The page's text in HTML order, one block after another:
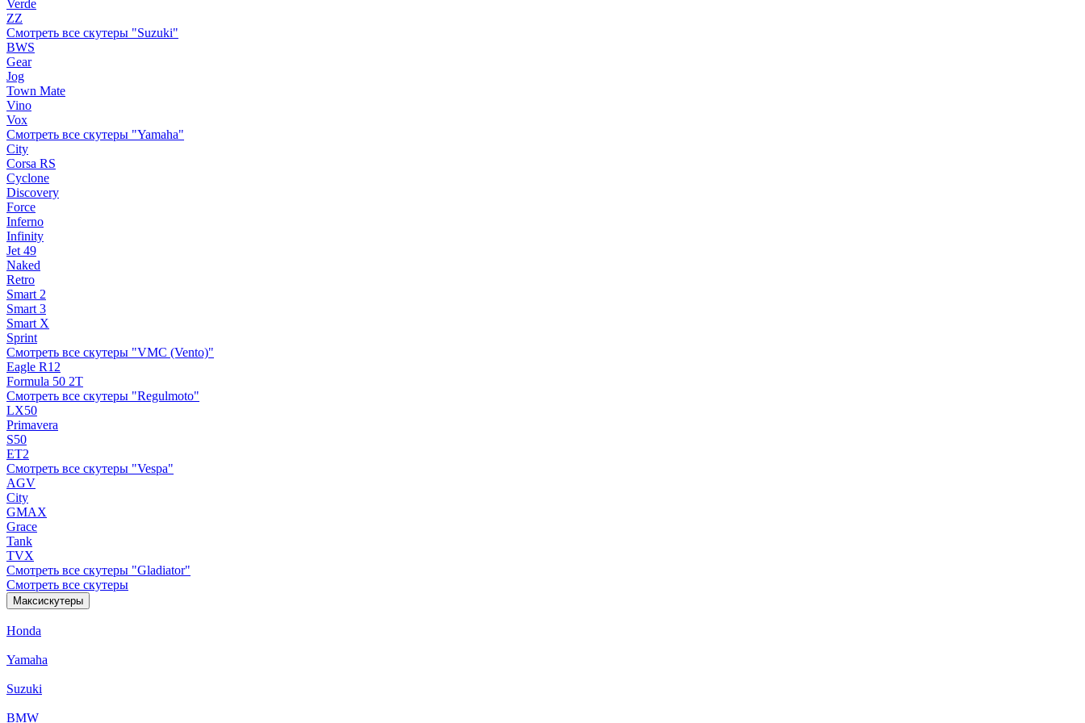
Verde
ZZ
Смотреть все скутеры "Suzuki"
BWS
Gear
Jog
Town Mate
Vino
Vox
Смотреть все скутеры "Yamaha"
City
Corsa RS
Cyclone
Discovery
Force
Inferno
Infinity
Jet 49
Naked
Retro
Smart 2
Smart 3
Smart X
Sprint
Смотреть все скутеры "VMC (Vento)"
Eagle R12
Formula 50 2Т
Смотреть все скутеры "Regulmoto"
LX50
Primavera
S50
ET2
Смотреть все скутеры "Vespa"
AGV
City
GMAX
Grace
Tank
TVX
Смотреть все скутеры "Gladiator"
Смотреть все скутеры
Максискутеры
Honda
Yamaha
Suzuki
BMW